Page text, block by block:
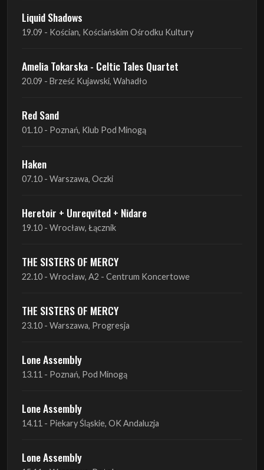
Liquid Shadows
19.09 - Kościan, Kościańskim Ośrodku Kultury
Amelia Tokarska - Celtic Tales Quartet
20.09 - Brześć Kujawski, Wahadło
Red Sand
01.10 - Poznań, Klub Pod Minogą
Haken
07.10 - Warszawa, Oczki
Heretoir + Unreqvited + Nidare
19.10 - Wrocław, Łącznik
THE SISTERS OF MERCY
22.10 - Wrocław, A2 - Centrum Koncertowe
THE SISTERS OF MERCY
23.10 - Warszawa, Progresja
Lone Assembly
13.11 - Poznań, Pod Minogą
Lone Assembly
14.11 - Piekary Śląskie, OK Andaluzja
Lone Assembly